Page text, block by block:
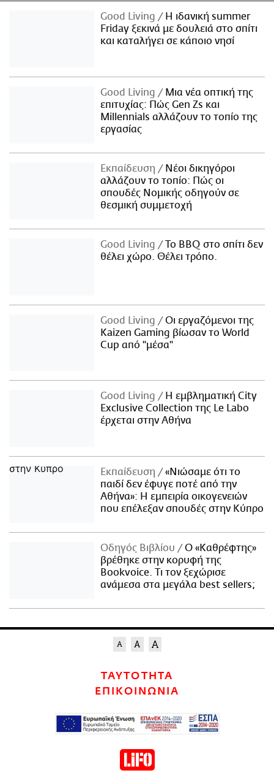
Good Living
Η ιδανική summer
Friday ξεκινά με δουλειά στο σπίτι
και καταλήγει σε κάποιο νησί
Good Living
Μια νέα οπτική της
επιτυχίας: Πώς Gen Zs και
Millennials αλλάζουν το τοπίο της
εργασίας
Εκπαίδευση
Νέοι δικηγόροι
αλλάζουν το τοπίο: Πώς οι
σπουδές Νομικής οδηγούν σε
θεσμική συμμετοχή
Good Living
Το BBQ στο σπίτι δεν
θέλει χώρο. Θέλει τρόπο.
Good Living
Οι εργαζόμενοι της
Kaizen Gaming βίωσαν το World
Cup από "μέσα"
Good Living
Η εμβληματική City
Exclusive Collection της Le Labo
έρχεται στην Αθήνα
Εκπαίδευση
«Νιώσαμε ότι το
παιδί δεν έφυγε ποτέ από την
Αθήνα»: Η εμπειρία οικογενειών
που επέλεξαν σπουδές στην Κύπρο
Οδηγός Βιβλίου
Ο «Καθρέφτης»
βρέθηκε στην κορυφή της
Bookvoice. Τι τον ξεχώρισε
ανάμεσα στα μεγάλα best sellers;
ΤΑΥΤΟΤΗΤΑ
ΕΠΙΚΟΙΝΩΝΙΑ